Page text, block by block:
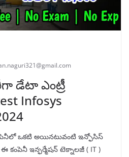
డేటా ఎంట్రీ
Infosys
ఒకటి అయినటువంటి ఇన్ఫోసిస్
ఈ కంపెనీ ఇన్ఫర్మేషన్ టెక్నాలజీ ( IT )